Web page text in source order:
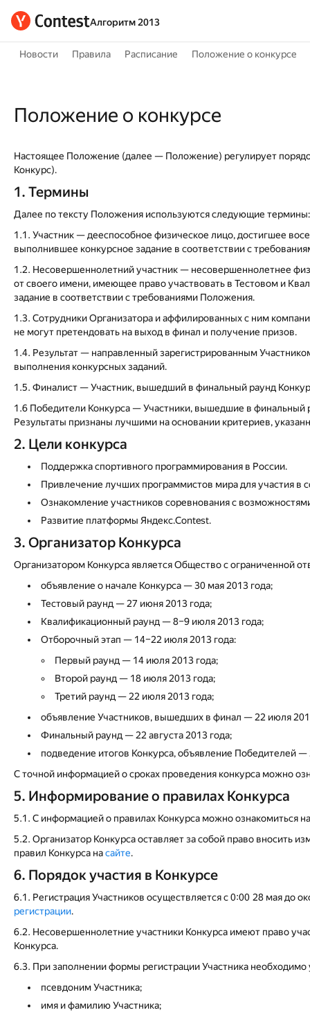
Алгоритм 2013
Новости Правила Расписание Положение о конкурсе
Положение о конкурсе
Настоящее Положение (далее — Положение) регулирует
Конкурс).
1. Термины
Далее по тексту Положения используются следующие термины:
1.1. Участник — дееспособное физическое лицо, достигшее
выполнившее конкурсное задание в соответствии с
1.2. Несовершеннолетний участник — несовершеннолетнее
от своего имени, имеющее право участвовать в Тестовом и
задание в соответствии с требованиями Положения.
1.3. Сотрудники Организатора и аффилированных с ним
не могут претендовать на выход в финал и получение призов.
1.4. Результат — направленный зарегистрированным
выполнения конкурсных заданий.
1.5. Финалист — Участник, вышедший в финальный раунд
1.6 Победители Конкурса — Участники, вышедшие в финальный
Результаты признаны лучшими на основании критериев,
2. Цели конкурса
Поддержка спортивного программирования в России.
Привлечение лучших программистов мира для участия в
Ознакомление участников соревнования с
Развитие платформы Яндекс.Contest.
3. Организатор Конкурса
Организатором Конкурса является Общество с ограниченной
объявление о начале Конкурса — 30 мая 2013 года;
Тестовый раунд — 27 июня 2013 года;
Квалификационный раунд — 8–9 июля 2013 года;
Отборочный этап — 14–22 июля 2013 года:
Первый раунд — 14 июля 2013 года;
Второй раунд — 18 июля 2013 года;
Третий раунд — 22 июля 2013 года;
объявление Участников, вышедших в финал — 22 июля
Финальный раунд — 22 августа 2013 года;
подведение итогов Конкурса, объявление Победителей —
С точной информацией о сроках проведения конкурса можно
5. Информирование о правилах Конкурса
5.1. С информацией о правилах Конкурса можно ознакомиться
5.2. Организатор Конкурса оставляет за собой право вносить
правил Конкурса насайте.
6. Порядок участия в Конкурсе
6.1. Регистрация Участников осуществляется с 0:00 28 мая до
регистрации.
6.2. Несовершеннолетние участники Конкурса имеют право
Конкурса.
6.3. При заполнении формы регистрации Участника необходимо
псевдоним Участника;
имя и фамилию Участника;